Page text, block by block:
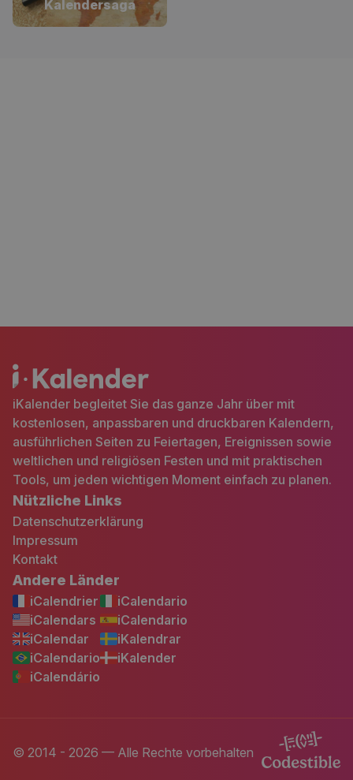
Kalendersaga
iKalender begleitet Sie das ganze Jahr über mit
kostenlosen, anpassbaren und druckbaren Kalendern,
ausführlichen Seiten zu Feiertagen, Ereignissen sowie
weltlichen und religiösen Festen und mit praktischen
Tools, um jeden wichtigen Moment einfach zu planen.
Nützliche Links
Datenschutzerklärung
Impressum
Kontakt
Andere Länder
iCalendrier
iCalendars
iCalendar
iCalendario
iCalendário
iCalendario
iCalendario
iKalendrar
iKalender
© 2014 - 2026 — Alle Rechte vorbehalten